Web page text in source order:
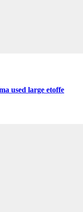
used large etoffe